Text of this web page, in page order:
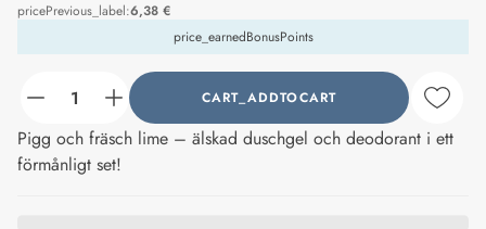
pricePrevious_label:6,38 €
price_earnedBonusPoints
counter_current CART_ADDTOCART
Pigg och fräsch lime – älskad duschgel och deodorant i ett
förmånligt set!